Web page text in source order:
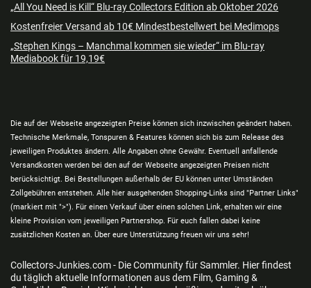
„All You Need is Kill“ Blu-ray Collectors Edition ab Oktober 2026
Kostenfreier Versand ab 10€ Mindestbestellwert bei Medimops
„Stephen Kings – Manchmal kommen sie wieder“ im Blu-ray
Mediabook für 19,19€
Die auf der Webseite angezeigten Preise können sich inzwischen geändert haben.
Technische Merkmale, Tonspuren & Features können sich bis zum Release des
jeweiligen Produktes ändern. Alle Angaben ohne Gewähr. Eventuell anfallende
Versandkosten werden bei den auf der Webseite angezeigten Preisen nicht
berücksichtigt. Bei Bestellungen außerhalb der EU können unter Umständen
Zollgebühren entstehen. Alle hier ausgehenden Shopping-Links sind "Partner Links"
(markiert mit ">"). Für einen Verkauf über einen solchen Link, erhalten wir eine
kleine Provision vom jeweiligen Partnershop. Für euch fallen dabei keine
zusätzlichen Kosten an. Über eure Unterstützung freuen wir uns sehr!
Collectors-Junkies.com - Die Community für Sammler. Hier findest
du täglich aktuelle Informationen aus dem Film, Gaming &